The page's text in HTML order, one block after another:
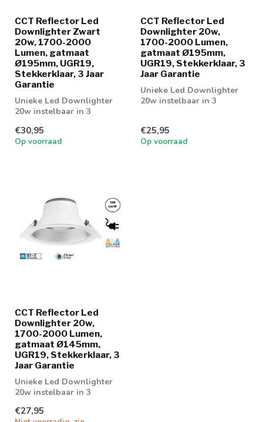
CCT Reflector Led
Downlighter Zwart
20w, 1700-2000
Lumen, gatmaat
Ø195mm, UGR19,
Stekkerklaar, 3 Jaar
Garantie
Unieke Led Downlighter
20w instelbaar in 3
en 6000K
€30,95
Op voorraad
CCT Reflector Led
Downlighter 20w,
1700-2000 Lumen,
gatmaat Ø195mm,
UGR19, Stekkerklaar, 3
Jaar Garantie
Unieke Led Downlighter
20w instelbaar in 3
€25,95
Op voorraad
CCT Reflector Led
Downlighter 20w,
1700-2000 Lumen,
gatmaat Ø145mm,
UGR19, Stekkerklaar, 3
Jaar Garantie
Unieke Led Downlighter
20w instelbaar in 3
en 6000K
€27,95